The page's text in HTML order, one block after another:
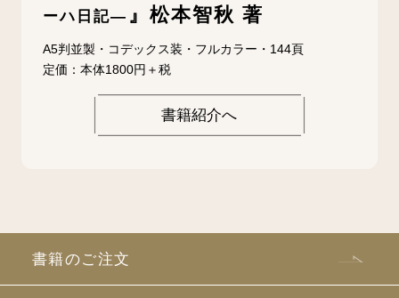
ーハ日記— 』松本智秋 著
A5判並製・コデックス装・フルカラー・144頁
定価：本体1800円＋税
書籍紹介へ
書籍のご注文